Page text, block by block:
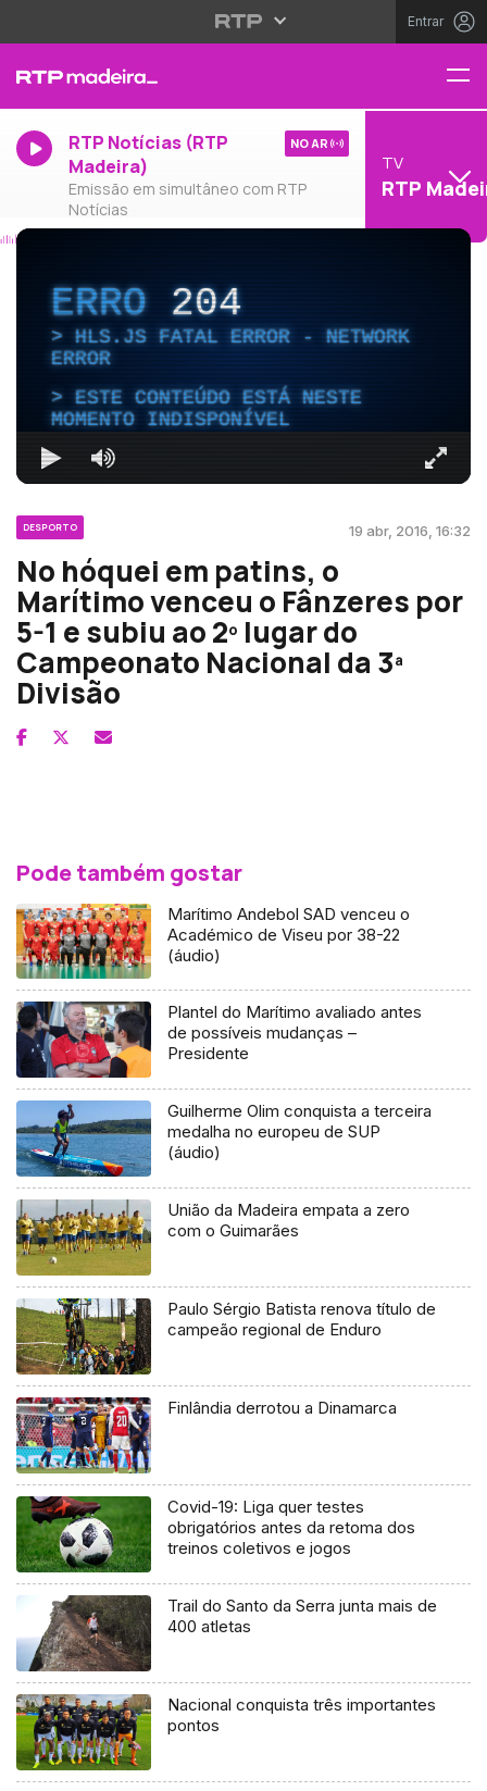
Entrar
RTP Notícias (RTP
Madeira)
Emissão em simultâneo com RTP
Notícias
NO AR
TV
RTP
ERRO204
HLS.JS FATAL ERROR - NETWORK
ERROR
ESTE CONTEÚDO ESTÁ NESTE
MOMENTO INDISPONÍVEL
DESPORTO 19 abr, 2016, 16:32
No hóquei em patins, o
Marítimo venceu o Fânzeres por
5-1 e subiu ao 2º lugar do
Campeonato Nacional da 3ª
Divisão
Pode também gostar
Marítimo Andebol SAD venceu o
Académico de Viseu por 38-22
(áudio)
Plantel do Marítimo avaliado antes
de possíveis mudanças –
Presidente
Guilherme Olim conquista a terceira
medalha no europeu de SUP
(áudio)
União da Madeira empata a zero
com o Guimarães
Paulo Sérgio Batista renova título de
campeão regional de Enduro
Finlândia derrotou a Dinamarca
Covid-19: Liga quer testes
obrigatórios antes da retoma dos
treinos coletivos e jogos
Trail do Santo da Serra junta mais de
400 atletas
Nacional conquista três importantes
pontos